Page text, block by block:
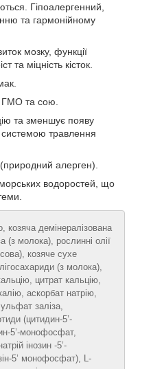
Гіпоалергенний,
та гармонійному
мозку, функції
та міцність кісток.
ГМО та сою.
та зменшує появу
травлення
алерген).
водоростей, що
козяча демінералізована
(з молока), рослинні олії
козяче сухе
(з молока),
цитрат кальцію,
аскорбат натрію,
заліза,
(цитидин-5’-
5’-монофосфат,
інозин -5’-
5’ монофосфат), L-